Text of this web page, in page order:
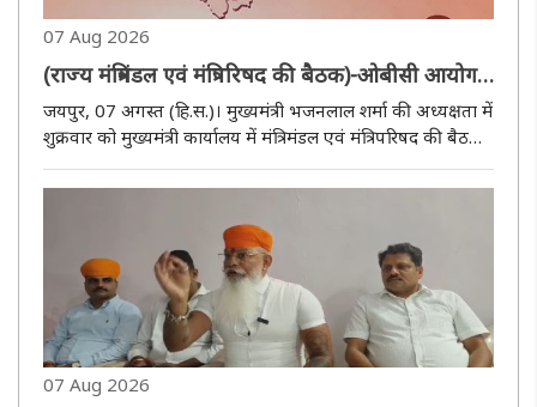
07 Aug 2026
(राज्य मंत्रिमंडल एवं मंत्रिपरिषद की बैठक)-ओबीसी आयोग
की सिफारिशें स्वीकृत, वन स्टेट-वन इलेक्शन के तहत होंगे
पंचायत राज एवं नगरीय निकाय चुनाव
जयपुर, 07 अगस्त (हि.स.)। मुख्यमंत्री भजनलाल शर्मा की अध्यक्षता में
शुक्रवार को मुख्यमंत्री कार्यालय में मंत्रिमंडल एवं मंत्रिपरिषद की बैठक
आयोजित हुई। इसमें पंचायत राज चुनाव एवं स्थानीय निकाय चुनाव
वन स्टेट-वन इलेक्शन की अवधारणा पर कराए जाने, किसान..
07 Aug 2026